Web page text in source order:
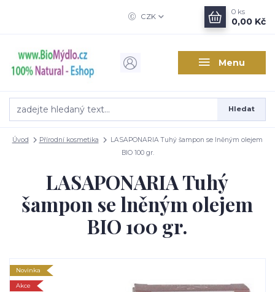
Menu
CZK
Hledat
0 ks
0,00 Kč
Úvod Přírodní kosmetika
LASAPONARIA Tuhý šampon se lněným olejem
BIO 100 gr.
LASAPONARIA Tuhý
šampon se lněným olejem
BIO 100 gr.
Novinka
Akce